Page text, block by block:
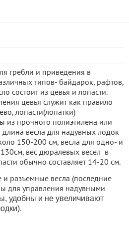
гребли и приведения в
типов- байдарок, рафтов,
состоит из цевья и лопасти.
цевья служит как правило
лопасти(лопатки)
из прочного полиэтилена или
весла для надувных лодок
150-200 см, весла для одно- и
вес дюралевых весел в
обычно составляет 14-20 см.
разъемные весла (последние
для управления надувными
удобны и не увеличивают